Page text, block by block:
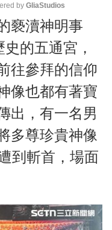
M
u
t
e
by GliaStudios
褻瀆神明事
的五通宮，
往參拜的信仰
像也都有著寶
出，有一名男
多尊珍貴神像
到斬首，場面